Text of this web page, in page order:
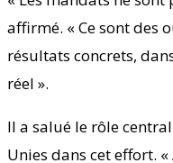
affirmé. « Ce sont des
résultats concrets,
réel ».
Il a salué le rôle
Unies dans cet effort.